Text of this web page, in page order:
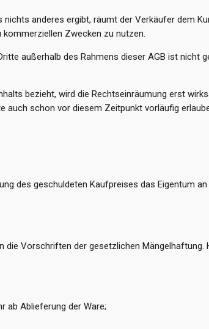
anderes ergibt, räumt der Verkäufer dem
Zwecken zu nutzen.
außerhalb des Rahmens dieser AGB ist
bezieht, wird die Rechtseinräumung erst
schon vor diesem Zeitpunkt vorläufig
des geschuldeten Kaufpreises das Eigentum
Vorschriften der gesetzlichen
ab Ablieferung der Ware;